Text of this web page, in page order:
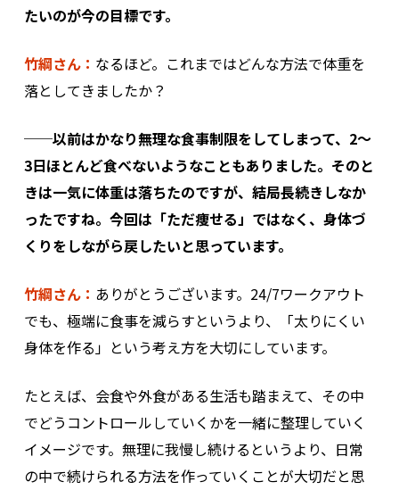
たいのが今の目標です。
竹綱さん： なるほど。これまではどんな方法で体重を
落としてきましたか？
──以前はかなり無理な食事制限をしてしまって、2〜
3日ほとんど食べないようなこともありました。そのと
きは一気に体重は落ちたのですが、結局長続きしなか
ったですね。今回は「ただ痩せる」ではなく、身体づ
くりをしながら戻したいと思っています。
竹綱さん： ありがとうございます。24/7ワークアウト
でも、極端に食事を減らすというより、「太りにくい
身体を作る」という考え方を大切にしています。
たとえば、会食や外食がある生活も踏まえて、その中
でどうコントロールしていくかを一緒に整理していく
イメージです。無理に我慢し続けるというより、日常
の中で続けられる方法を作っていくことが大切だと思